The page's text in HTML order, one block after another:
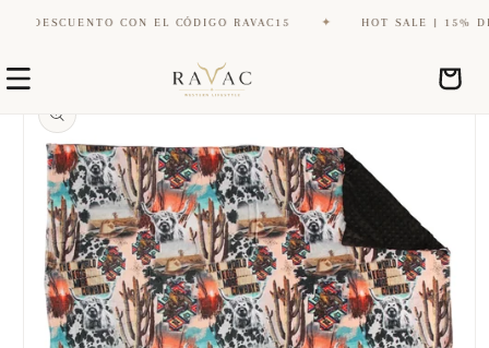
directamente
al contenido
CON EL CÓDIGO RAVAC15 HOT SALE | 15% DE
Carrito
directamente
información
del producto